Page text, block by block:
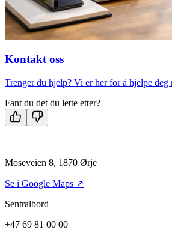
Kontakt oss
Trenger du hjelp? Vi er her for å hjelpe deg
Fant du det du lette etter?
Moseveien 8, 1870 Ørje
Se i Google Maps ↗
Sentralbord
+47 69 81 00 00